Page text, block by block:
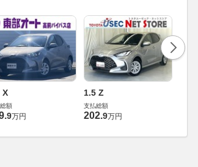
X
額
.9万円
1.5 Z
支払総額
202.9万円